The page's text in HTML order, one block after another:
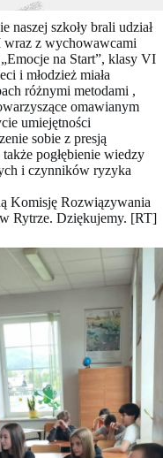
naszej szkoły brali udział
z wychowawcami
na Start”, klasy VI
i młodzież miała
różnymi metodami ,
omawianym
umiejętności
sobie z presją
pogłębienie wiedzy
i czynników ryzyka
Komisję Rozwiązywania
Rytrze. Dziękujemy. [RT]